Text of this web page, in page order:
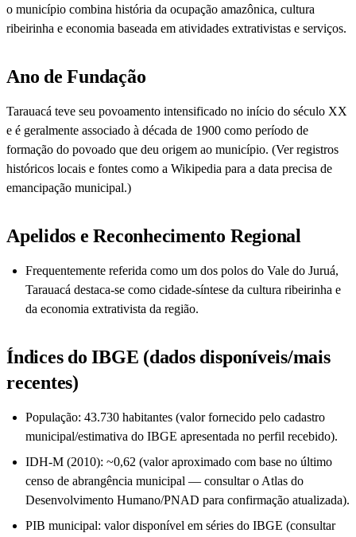
o município combina história da ocupação amazônica, cultura
ribeirinha e economia baseada em atividades extrativistas e serviços.
Ano de Fundação
Tarauacá teve seu povoamento intensificado no início do século XX
e é geralmente associado à década de 1900 como período de
formação do povoado que deu origem ao município. (Ver registros
históricos locais e fontes como a Wikipedia para a data precisa de
emancipação municipal.)
Apelidos e Reconhecimento Regional
Frequentemente referida como um dos polos do Vale do Juruá,
Tarauacá destaca-se como cidade-síntese da cultura ribeirinha e
da economia extrativista da região.
Índices do IBGE (dados disponíveis/mais
recentes)
População: 43.730 habitantes (valor fornecido pelo cadastro
municipal/estimativa do IBGE apresentada no perfil recebido).
IDH-M (2010): ~0,62 (valor aproximado com base no último
censo de abrangência municipal — consultar o Atlas do
Desenvolvimento Humano/PNAD para confirmação atualizada).
PIB municipal: valor disponível em séries do IBGE (consultar